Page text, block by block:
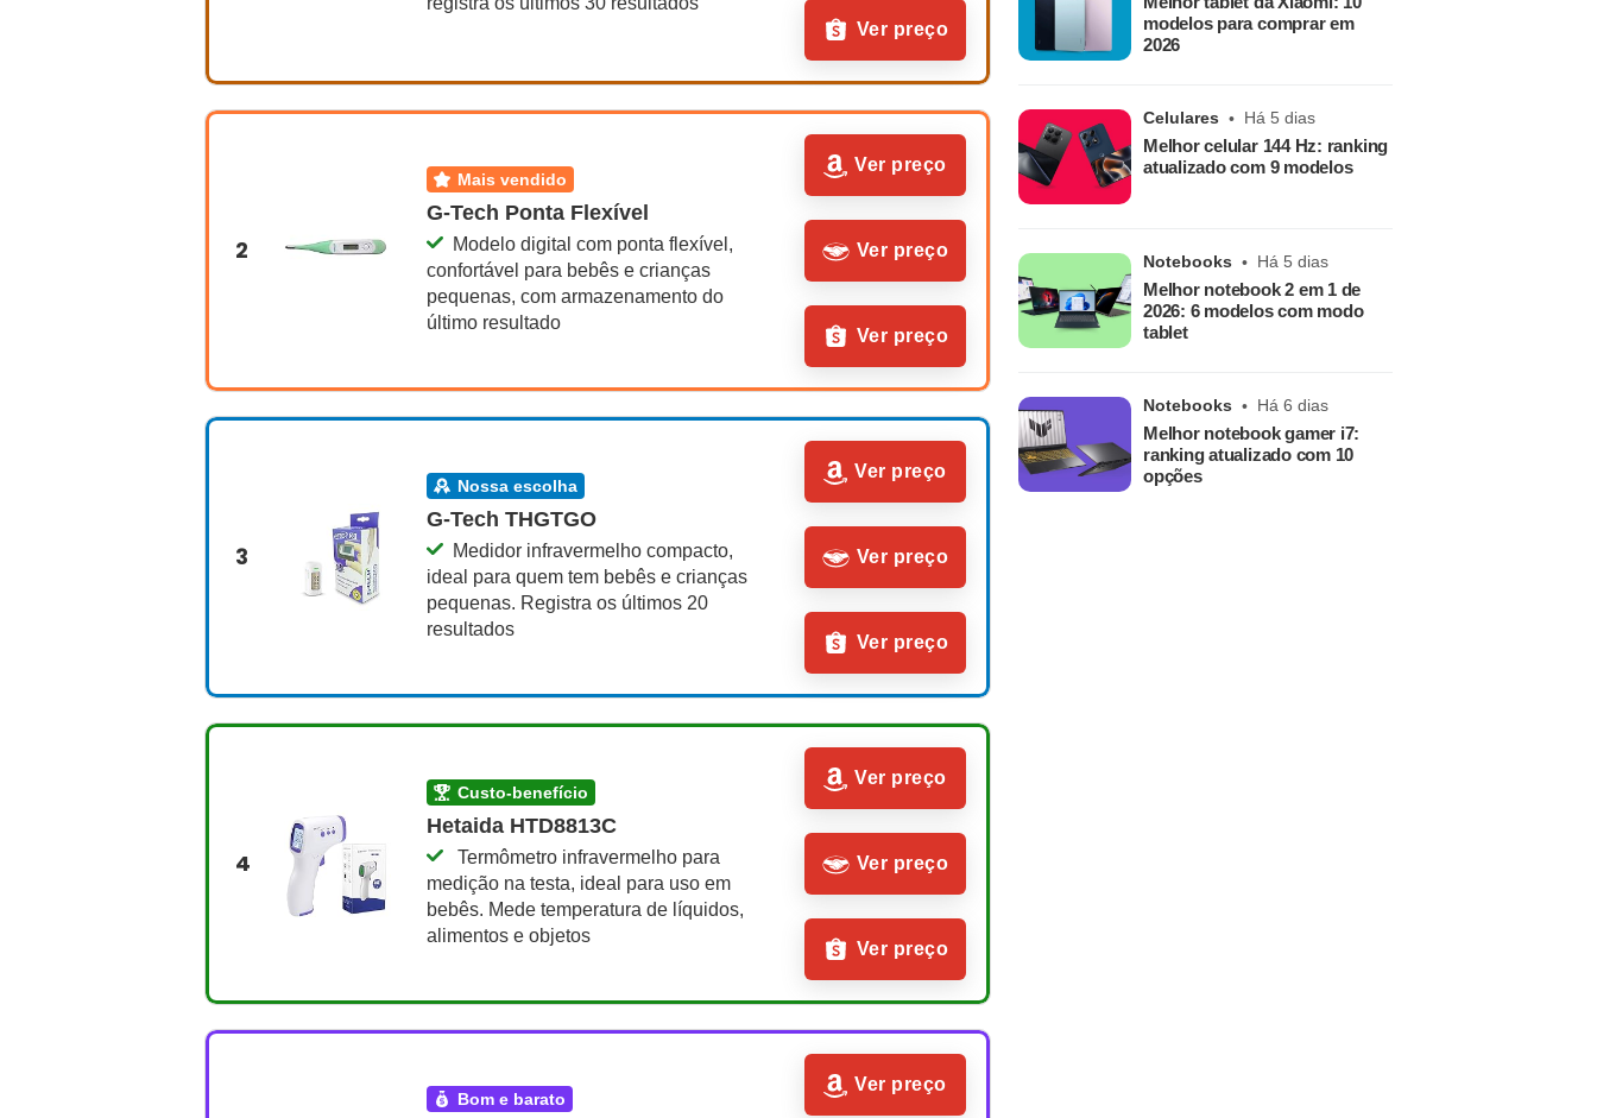
Ver preço
2
mais vendido
G-Tech Ponta Flexível
Modelo digital com ponta flexível,
confortável para bebês e crianças
pequenas, com armazenamento do
último resultado
Ver preço
Ver preço
Ver preço
3
nossa escolha
G-Tech THGTGO
Medidor infravermelho compacto,
ideal para quem tem bebês e crianças
pequenas. Registra os últimos 20
resultados
Ver preço
Ver preço
Ver preço
4
custo-benefício
Hetaida HTD8813C
Termômetro infravermelho para
medição na testa, ideal para uso em
bebês. Mede temperatura de líquidos,
alimentos e objetos
Ver preço
Ver preço
Ver preço
bom e barato
Ver preço
modelos para comprar em
2026
Celulares Há 5 dias
Melhor celular 144 Hz: ranking
atualizado com 9 modelos
Notebooks Há 5 dias
Melhor notebook 2 em 1 de
2026: 6 modelos com modo
tablet
Notebooks Há 6 dias
Melhor notebook gamer i7:
ranking atualizado com 10
opções